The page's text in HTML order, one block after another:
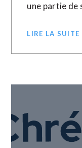
une partie de
LIRE LA